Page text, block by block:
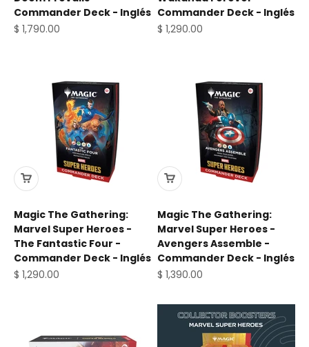
Commander Deck - Inglés
Precio de oferta
$ 1,790.00
Commander Deck - Inglés
Precio de oferta
$ 1,290.00
Magic The Gathering:
Marvel Super Heroes -
The Fantastic Four -
Commander Deck - Inglés
Precio de oferta
$ 1,290.00
Magic The Gathering:
Marvel Super Heroes -
Avengers Assemble -
Commander Deck - Inglés
Precio de oferta
$ 1,390.00